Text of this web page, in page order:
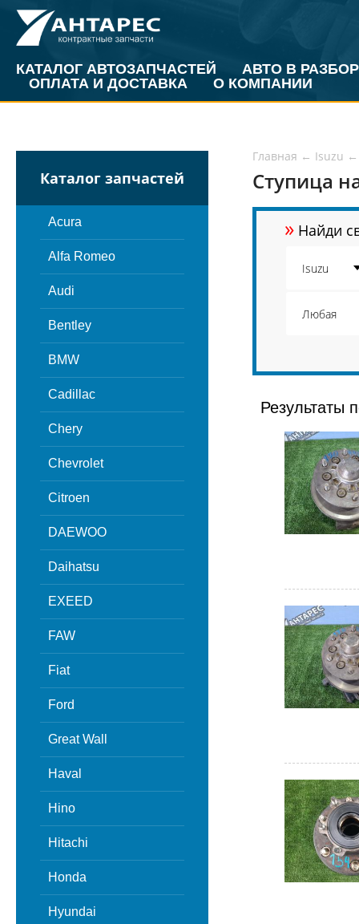
КАТАЛОГ АВТОЗАПЧАСТЕЙ
АВТО В РАЗБОР
ОПЛАТА И ДОСТАВКА
О КОМПАНИИ
Каталог запчастей
Acura
Alfa Romeo
Audi
Bentley
BMW
Cadillac
Chery
Chevrolet
Citroen
DAEWOO
Daihatsu
EXEED
FAW
Fiat
Ford
Great Wall
Haval
Hino
Hitachi
Honda
Hyundai
Главная ← Isuzu ←
Ступица
» Найди
Результаты